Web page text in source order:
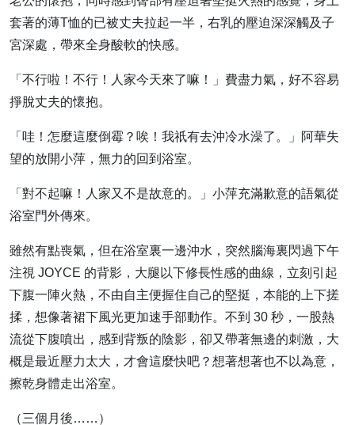
套著的薄T恤的已被丈夫拉起一半，右乳的壓迫深深觸及子
宮深處，帶來全身酸軟的快感。
「不行啦！不行！人家今天來了嘛！」費盡力氣，好不容易
掙脫丈夫的懷抱。
「哇！怎麼這麼倒霉？唉！我祇有去沖冷水澡了。」阿華失
望的放開小萍，無力的回到浴室。
「對不起嘛！人家又不是故意的。」小萍充滿歉意的語氣從
浴室門外傳來。
雖然有點喪氣，但在浴室裏一邊沖水，突然腦海裏閃過下午
注視 JOYCE 的背影，大腿以下修長性感的曲線，立刻引起
下腹一陣火熱，不由自主便握住自己的堅挺，本能的上下搓
揉，想像著裙下風光更加速手部動作。不到 30 秒，一股熱
流從下腹噴出，感到背叛的陰影，卻又帶著無邊的刺激，大
概是最近壓力太大，才會這麼快吧？想著想著也不以為意，
擦乾身體走出浴室。
（三個月後……）